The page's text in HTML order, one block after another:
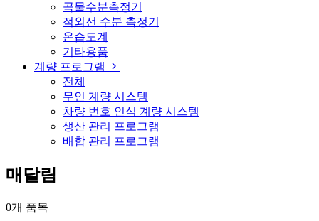
곡물수분측정기
적외선 수분 측정기
온습도계
기타용품
계량 프로그램
전체
무인 계량 시스템
차량 번호 인식 계량 시스템
생산 관리 프로그램
배합 관리 프로그램
매달림
0개 품목